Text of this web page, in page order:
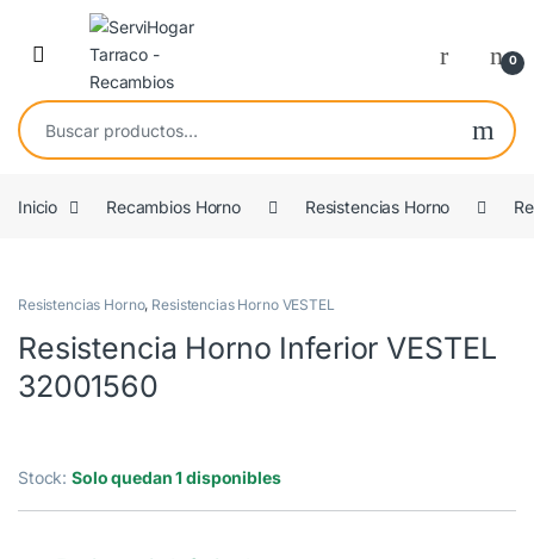
Saltar a navegación
saltar al contenido
Open 0
Buscar por:
Inicio Recambios Horno Resistencias Horno
Resistencias Horno, Resistencias Horno VESTEL
Resistencia Horno Inferior VESTEL
32001560
Stock:Solo quedan 1 disponibles